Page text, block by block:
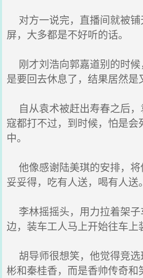
对方一说完，直播间就被铺
屏，大多都是不好听的话。
刚才刘浩向郭嘉道别的时候
是要回去休息了，结果居然是
自从袁术被赶出寿春之后，
寇都打不过，到时候，怕是会
中。
他像感谢陆美琪的安排，将
妥妥得，吃有人送，喝有人送。
李林摇摇头，用力拉着架子
边，装车工人马上开始往车上
胡导师很想笑，他觉得竞选
彬和秦桂香，而是香帅传奇和